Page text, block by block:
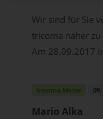
Wir sind für Sie
tricoma näher zu
Am 28.09.2017
tricoma Messe
Mario Alka